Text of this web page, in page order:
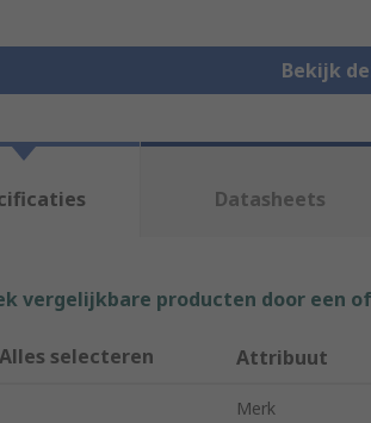
Bekijk
Datasheets
vergelijkbare producten door een
Alles selecteren Attribuut
Merk